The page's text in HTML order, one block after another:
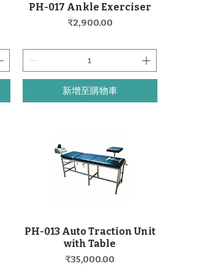
快速瀏覽
PH-017 Ankle Exerciser
價格
₹2,900.00
新增至購物車
快速瀏覽
PH-013 Auto Traction Unit
with Table
價格
₹35,000.00